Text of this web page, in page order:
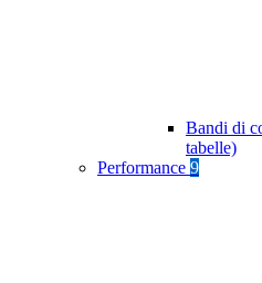
Bandi di
tabelle)
Performance 9